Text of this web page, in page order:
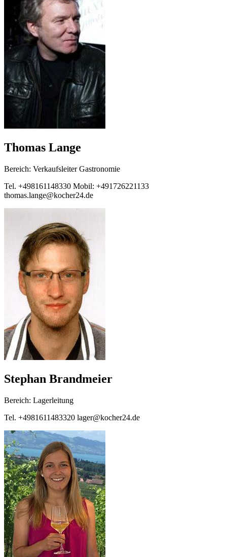
Thomas Lange
Bereich: Verkaufsleiter Gastronomie
Tel. +498161148330 Mobil: +491726221133
thomas.lange@kocher24.de
Stephan Brandmeier
Bereich: Lagerleitung
Tel. +4981611483320 lager@kocher24.de